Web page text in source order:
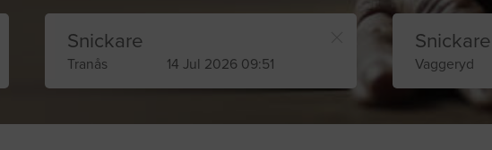
Snickare
Tranås 14 Jul 2026 09:51
Snickare
Vaggeryd